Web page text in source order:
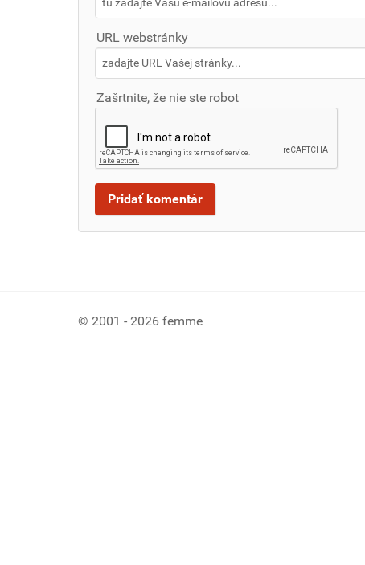
URL webstránky
Zašrtnite, že nie ste robot
© 2001 - 2026 femme